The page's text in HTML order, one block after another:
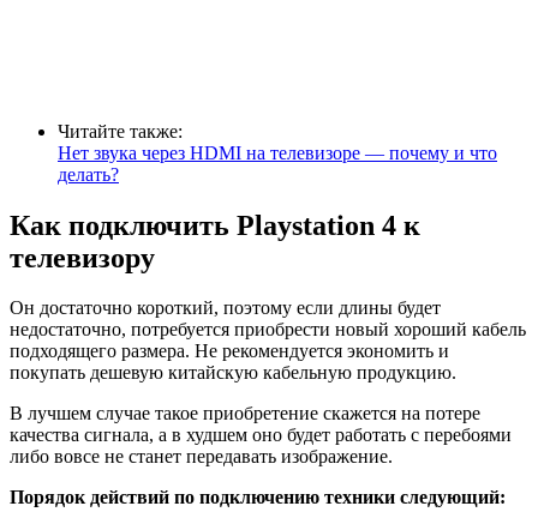
Читайте также:
Нет звука через HDMI на телевизоре — почему и что
делать?
Как подключить Playstation 4 к
телевизору
Он достаточно короткий, поэтому если длины будет
недостаточно, потребуется приобрести новый хороший кабель
подходящего размера. Не рекомендуется экономить и
покупать дешевую китайскую кабельную продукцию.
В лучшем случае такое приобретение скажется на потере
качества сигнала, а в худшем оно будет работать с перебоями
либо вовсе не станет передавать изображение.
Порядок действий по подключению техники следующий: